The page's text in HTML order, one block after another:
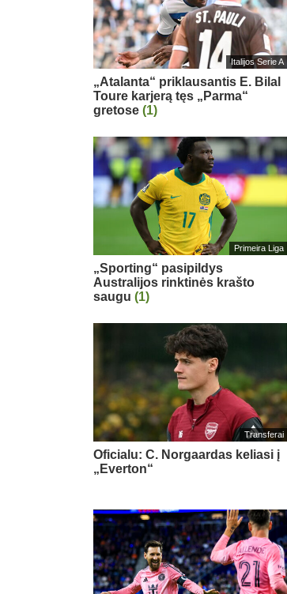
Italijos Serie A
„Atalanta“ priklausantis E. Bilal
Toure karjerą tęs „Parma“
gretose (1)
Primeira Liga
„Sporting“ pasipildys
Australijos rinktinės krašto
saugu (1)
Transferai
Oficialu: C. Norgaardas keliasi į
„Everton“